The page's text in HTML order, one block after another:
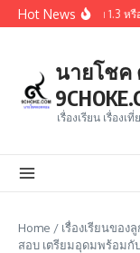
Skip to content
Hot News
ผ่านการคัดเลือกรอบ 1.3 หรื
นายโชค
เรื่องเรียน เรื่องเ
Home / เรื่องเรียนของลู
สอบ เตรียมอุดมพร้อมกั